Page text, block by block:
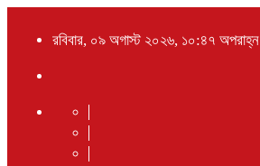
রবিবার, ০৯ অগাস্ট ২০২৬, ১০:৪৭ অপরাহ্ন